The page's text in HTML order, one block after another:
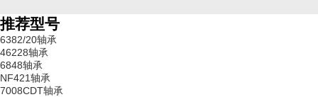
推荐型号
6382/20轴承
46228轴承
6848轴承
NF421轴承
7008CDT轴承